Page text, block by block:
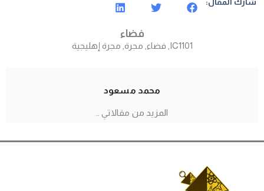
فضاء
IC1101
,فضاء,مجرة,مجرة إهليجية
محمد مسعود
المزيد من مقالاتي ..